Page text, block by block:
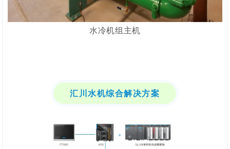
水冷机组主机
汇川水机综合解决方案